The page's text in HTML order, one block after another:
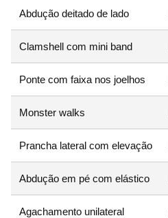
Abdução deitado de lado
Clamshell com mini band
Ponte com faixa nos joelhos
Monster walks
Prancha lateral com elevação
Abdução em pé com elástico
Agachamento unilateral